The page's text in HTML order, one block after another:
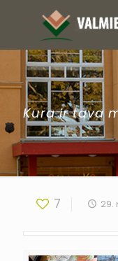
Kura ir tava
7 29.